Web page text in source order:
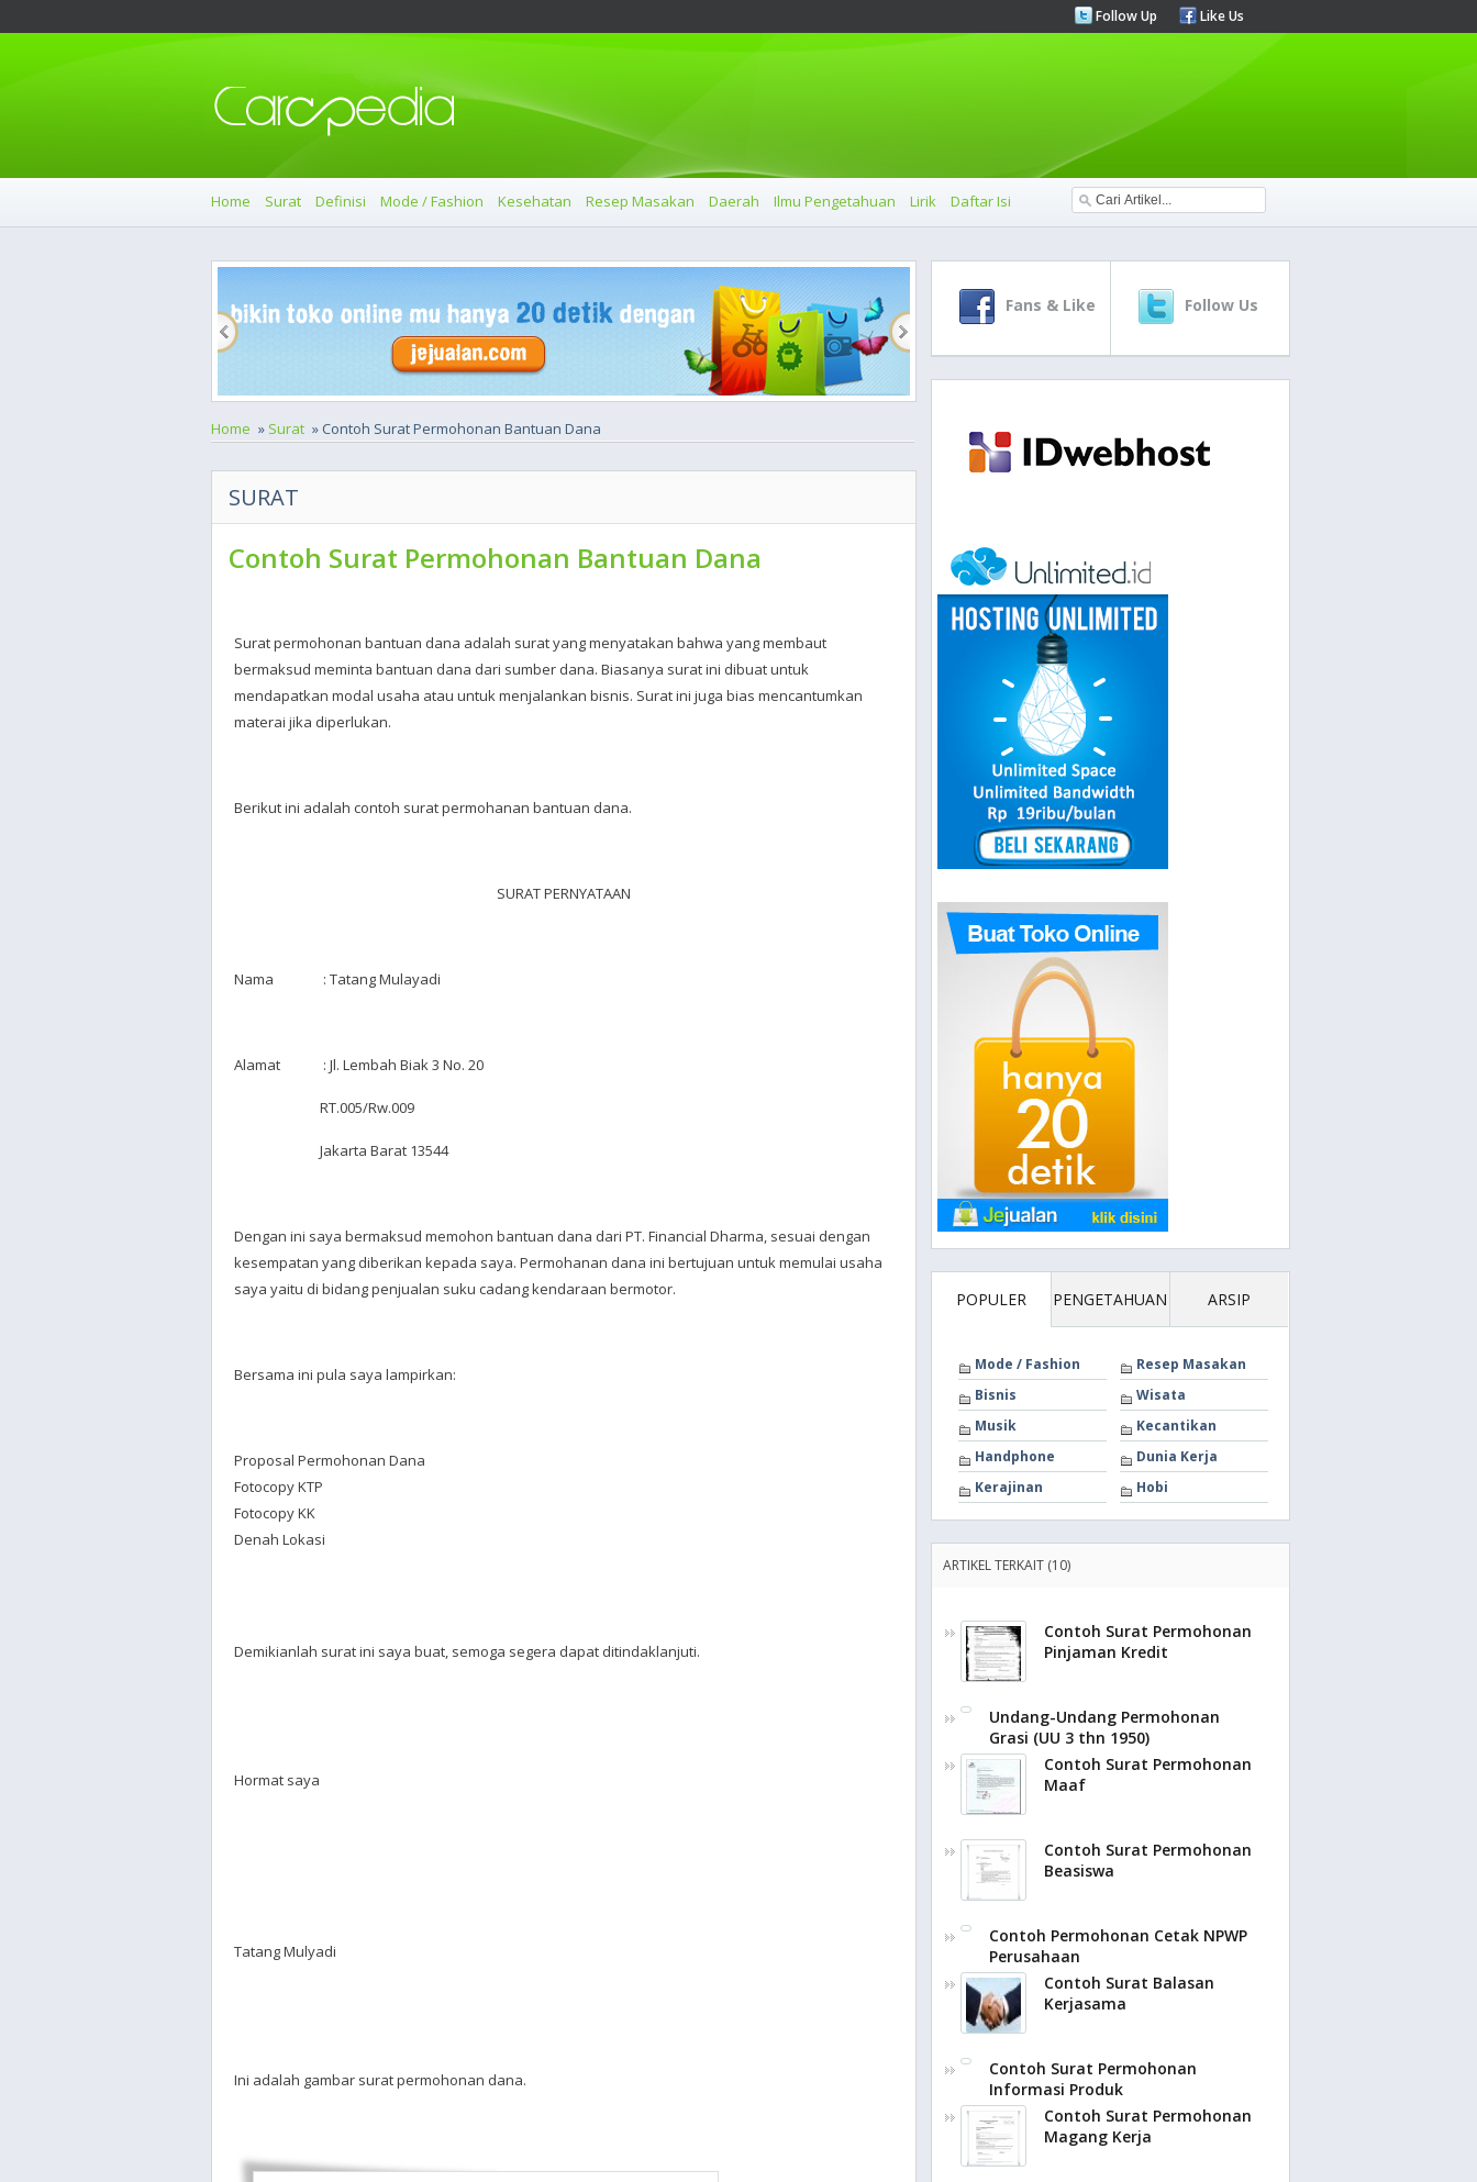
Follow Up Like Us
Home Surat Definisi Mode / Fashion Kesehatan Resep Masakan Daerah Ilmu Pengetahuan Lirik Daftar Isi
Home » Surat » Contoh Surat Permohonan Bantuan Dana
SURAT
Contoh Surat Permohonan Bantuan Dana
Surat permohonan bantuan dana adalah surat yang menyatakan bahwa yang membaut
bermaksud meminta bantuan dana dari sumber dana. Biasanya surat ini dibuat untuk
mendapatkan modal usaha atau untuk menjalankan bisnis. Surat ini juga bias mencantumkan
materai jika diperlukan.
Berikut ini adalah contoh surat permohanan bantuan dana.
SURAT PERNYATAAN
Nama : Tatang Mulayadi
Alamat : Jl. Lembah Biak 3 No. 20
RT.005/Rw.009
Jakarta Barat 13544
Dengan ini saya bermaksud memohon bantuan dana dari PT. Financial Dharma, sesuai dengan
kesempatan yang diberikan kepada saya. Permohanan dana ini bertujuan untuk memulai usaha
saya yaitu di bidang penjualan suku cadang kendaraan bermotor.
Bersama ini pula saya lampirkan:
Proposal Permohonan Dana
Fotocopy KTP
Fotocopy KK
Denah Lokasi
Demikianlah surat ini saya buat, semoga segera dapat ditindaklanjuti.
Hormat saya
Tatang Mulyadi
Ini adalah gambar surat permohonan dana.
Fans & Like Follow Us
POPULER PENGETAHUAN ARSIP
Mode / Fashion
Resep Masakan
Bisnis
Wisata
Musik
Kecantikan
Handphone
Dunia Kerja
Kerajinan
Hobi
ARTIKEL TERKAIT (10)
Contoh Surat Permohonan
Pinjaman Kredit
Undang-Undang Permohonan
Grasi (UU 3 thn 1950)
Contoh Surat Permohonan
Maaf
Contoh Surat Permohonan
Beasiswa
Contoh Permohonan Cetak NPWP
Perusahaan
Contoh Surat Balasan
Kerjasama
Contoh Surat Permohonan
Informasi Produk
Contoh Surat Permohonan
Magang Kerja